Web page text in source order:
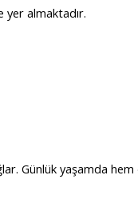
yer almaktadır.
Günlük yaşamda hem